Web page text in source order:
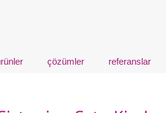
çözümler referanslar